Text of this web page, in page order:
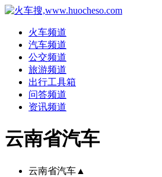
火车频道
汽车频道
公交频道
旅游频道
出行工具箱
问答频道
资讯频道
云南省汽车
云南省汽车 ▲